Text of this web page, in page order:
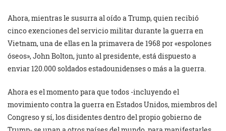
Ahora, mientras le susurra al oído a Trump, quien recibió
cinco exenciones del servicio militar durante la guerra en
Vietnam, una de ellas en la primavera de 1968 por «espolones
óseos», John Bolton, junto al presidente, está dispuesto a
enviar 120.000 soldados estadounidenses o más a la guerra.
Ahora es el momento para que todos -incluyendo el
movimiento contra la guerra en Estados Unidos, miembros del
Congreso y sí, los disidentes dentro del propio gobierno de